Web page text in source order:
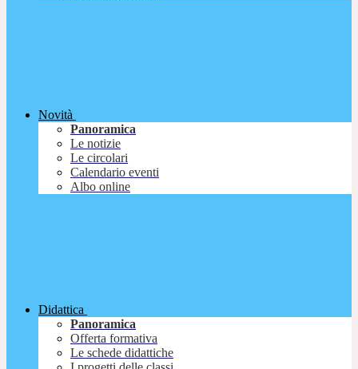
Novità
Panoramica
Le notizie
Le circolari
Calendario eventi
Albo online
Didattica
Panoramica
Offerta formativa
Le schede didattiche